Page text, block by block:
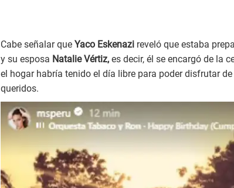
Cabe señalar que Yaco Eskenazi reveló que estaba
y su esposa Natalie Vértiz, es decir, él se encargó de la
el hogar habría tenido el día libre para poder disfrutar
queridos.